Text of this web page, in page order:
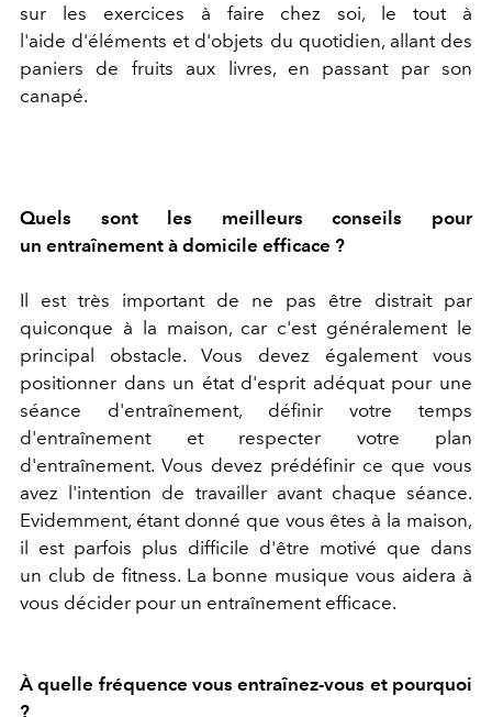
sur les exercices à faire chez soi, le tout à
l'aide d'éléments et d'objets du quotidien, allant des
paniers de fruits aux livres, en passant par son
canapé.
Quels sont les meilleurs conseils pour
un entraînement à domicile efficace ?
Il est très important de ne pas être distrait par
quiconque à la maison, car c'est généralement le
principal obstacle. Vous devez également vous
positionner dans un état d'esprit adéquat pour une
séance d'entraînement, définir votre temps
d'entraînement et respecter votre plan
d'entraînement. Vous devez prédéfinir ce que vous
avez l'intention de travailler avant chaque séance.
Evidemment, étant donné que vous êtes à la maison,
il est parfois plus difficile d'être motivé que dans
un club de fitness. La bonne musique vous aidera à
vous décider pour un entraînement efficace.
À quelle fréquence vous entraînez-vous et pourquoi
?